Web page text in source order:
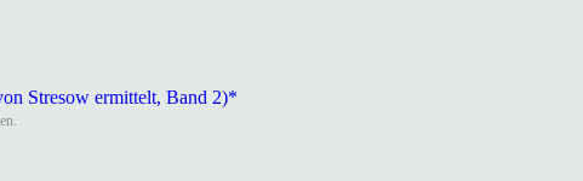
Stresow ermittelt, Band 2)*